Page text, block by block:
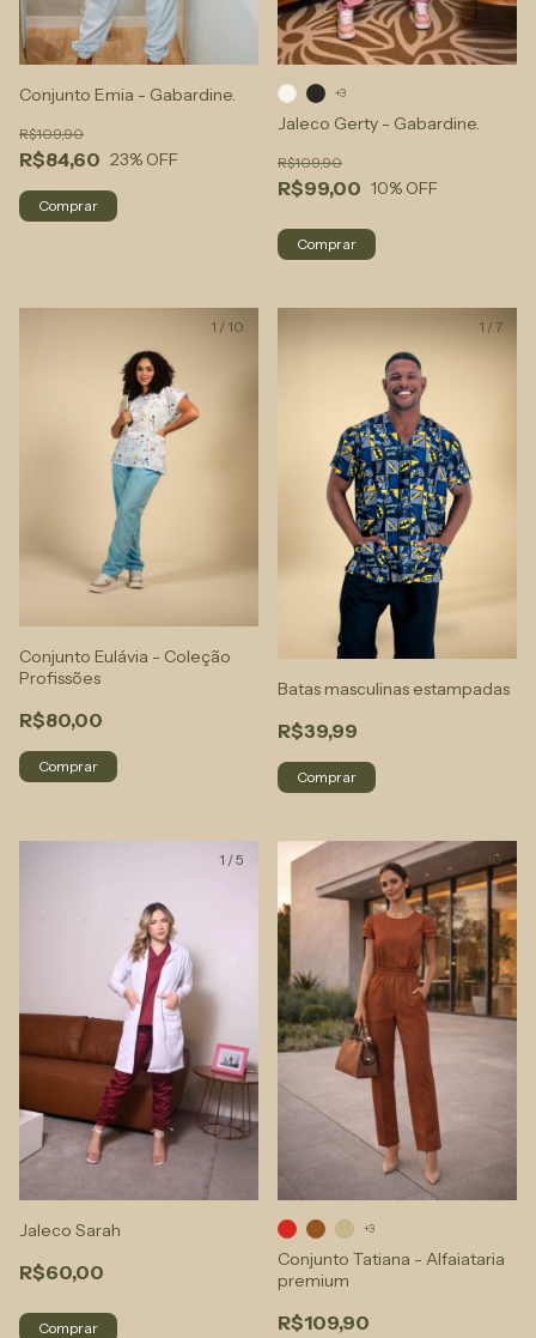
Conjunto Emia - Gabardine.
R$84,60
R$109,90
23% OFF
Comprar
Jaleco Gerty - Gabardine.
R$99,00
R$109,90
10% OFF
+3
Comprar
1 / 10
Conjunto Eulávia - Coleção
Profissões
R$80,00
Comprar
1 /7
Batas masculinas estampadas
R$39,99
Comprar
1 /5
Jaleco Sarah
R$60,00
Comprar
10
Conjunto Tatiana - Alfaiataria
premium
R$109,90
+3